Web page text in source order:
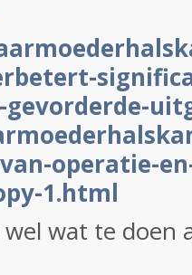
operatie-
1.html
wat te doen